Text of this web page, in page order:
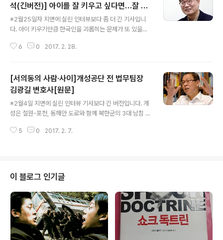
석(긴버전)] 아이를 잘 키우고 싶다면…잘 키
워야 한다는 마음을 버리세요
※2월25일자 지면에 실린 인터뷰보다 좀 더 긴 기사입니
다. 아이 키우기만큼 한국인을 괴롭히는 문제가 또 있을까.
그리 기꺼울 것 같진 않지만, ‘내 아이는 사교육 안 시킨
어려운 가정도 숱하다. 아이에 대한 관심이 어느 때보다 높
은 ‘총력육아시대’지만 어른이 되기 싫은 아이도 그만큼 늘
어나는 혼돈상태다. 잘 키워야 한다는 부모의 조바심이 지
나치다보니 아이가 ‘감정의 하수구’가 되기도 한다. ‘육아멘
토’로 통하는 소아정신과 전문의 서천석 행복한아이연구소
장(48)은 아이 키우기에 대해 ‘쾌도난마’의 해법을 제시하
6 0 2017. 2. 28.
[서의동의 사람·사이]개성공단 전 법무팀장
김광길 변호사[원문]
※2월4일 지면에 실린 인터뷰 기사보다 긴 버전입니다. 개
성은 철원-포천, 동해안 도로와 함께 북한군의 3대 남침 루
통진-김포를 거쳐 영등포로 진격했다. 전쟁 1년 전인 194
뒤 인민군 6사단과 64사단, 62포병여단이 송악산 이북과
개풍군으로 자리를 옮겼다. 휴전선이 실질적으로 10~15
㎞ 북상한 것이다. 남북협력의 긴장완화 효과를 이보다 더
극적으로 드러낸 사례는 없다. 그 개성공단이 지난해 2월1
0일 박근혜 정부의 갑작스런 중단조치로 가동 12년만에
폐쇄됐다. 하루 뒤인 2..
5 0 2017. 2. 7.
이 블로그 인기글